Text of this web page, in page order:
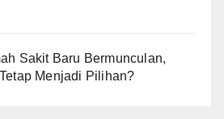
Sakit Baru Bermunculan,
Menjadi Pilihan?